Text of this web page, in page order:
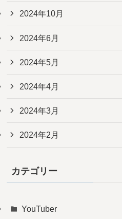
2024年10月
2024年6月
2024年5月
2024年4月
2024年3月
2024年2月
カテゴリー
YouTuber